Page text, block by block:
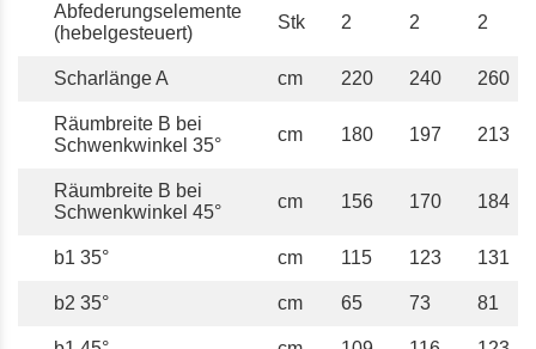
Abfederungselemente
(hebelgesteuert)
Stk 2 2 2
Scharlänge A cm 220 240 260
Räumbreite B bei
Schwenkwinkel 35°
cm 180 197 213
Räumbreite B bei
Schwenkwinkel 45°
cm 156 170 184
b1 35° cm 115 123 131
b2 35° cm 65 73 81